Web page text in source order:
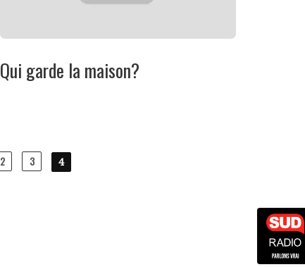
Qui garde la maison?
2 3 4